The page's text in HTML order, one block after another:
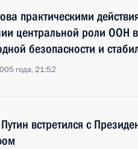
практическими
центральной роли ООН
безопасности и
года, 21:52
встретился с